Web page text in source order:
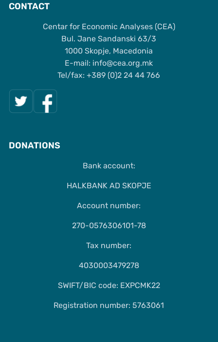
CONTACT
Centar for Economic Analyses (CEA)
Bul. Jane Sandanski 63/3
1000 Skopje, Macedonia
Е-mail: info@cea.org.mk
Tel/fax: +389 (0)2 24 44 766
DONATIONS
Bank account:
HALKBANK AD SKOPJE
Account number:
270-0576306101-78
Tax number:
4030003479278
SWIFT/BIC code: EXPCMK22
Registration number: 5763061